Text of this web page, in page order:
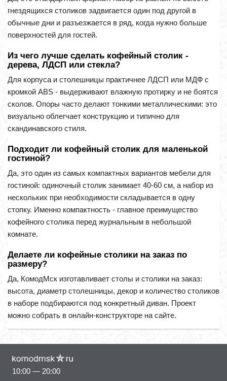
гнездящихся столиков задвигается один под другой в
обычные дни и разъезжается в ряд, когда нужно больше
поверхностей для гостей.
Из чего лучше сделать кофейный столик -
дерева, ЛДСП или стекла?
Для корпуса и столешницы практичнее ЛДСП или МДФ с
кромкой ABS - выдерживают влажную протирку и не боятся
сколов. Опоры часто делают тонкими металлическими: это
визуально облегчает конструкцию и типично для
скандинавского стиля.
Подходит ли кофейный столик для маленькой
гостиной?
Да, это один из самых компактных вариантов мебели для
гостиной: одиночный столик занимает 40-60 см, а набор из
нескольких при необходимости складывается в одну
стопку. Именно компактность - главное преимущество
кофейного столика перед журнальным в небольшой
комнате.
Делаете ли кофейные столики на заказ по
размеру?
Да, КомодМск изготавливает столы и столики на заказ:
высота, диаметр столешницы, декор и количество столиков
в наборе подбираются под конкретный диван. Проект
можно собрать в онлайн-конструкторе на сайте.
10:00 — 20:00